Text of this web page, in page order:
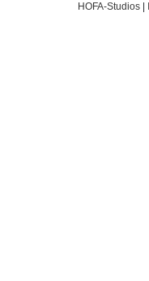
HOFA-Studios